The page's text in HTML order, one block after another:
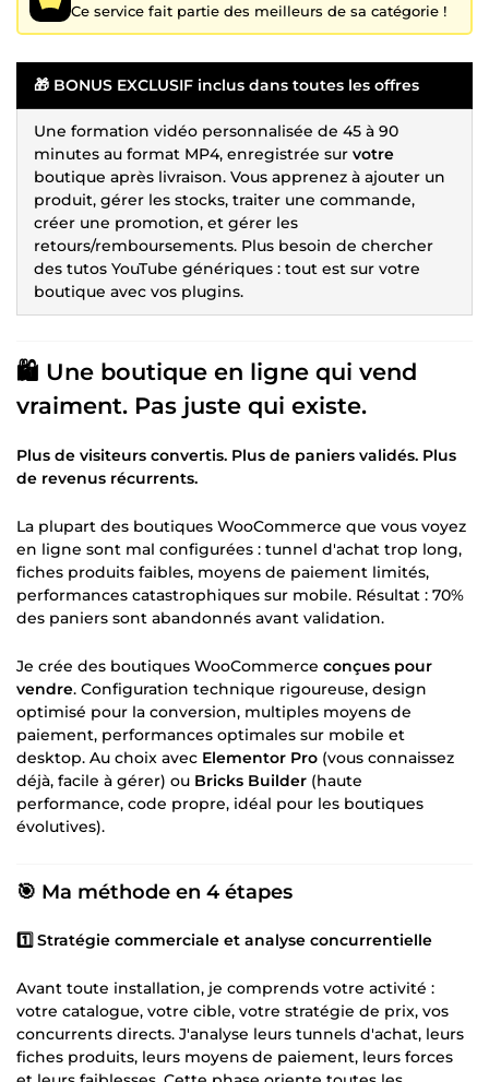
Ce service fait partie des meilleurs de sa catégorie !
🎁 BONUS EXCLUSIF inclus dans toutes les offres
Une formation vidéo personnalisée de 45 à 90
minutes au format MP4, enregistrée sur votre
boutique après livraison. Vous apprenez à ajouter un
produit, gérer les stocks, traiter une commande,
créer une promotion, et gérer les
retours/remboursements. Plus besoin de chercher
des tutos YouTube génériques : tout est sur votre
boutique avec vos plugins.
🛍️ Une boutique en ligne qui vend
vraiment. Pas juste qui existe.
Plus de visiteurs convertis. Plus de paniers validés. Plus
de revenus récurrents.
La plupart des boutiques WooCommerce que vous voyez
en ligne sont mal configurées : tunnel d'achat trop long,
fiches produits faibles, moyens de paiement limités,
performances catastrophiques sur mobile. Résultat : 70%
des paniers sont abandonnés avant validation.
Je crée des boutiques WooCommerce conçues pour
vendre. Configuration technique rigoureuse, design
optimisé pour la conversion, multiples moyens de
paiement, performances optimales sur mobile et
desktop. Au choix avec Elementor Pro (vous connaissez
déjà, facile à gérer) ou Bricks Builder (haute
performance, code propre, idéal pour les boutiques
évolutives).
🎯 Ma méthode en 4 étapes
1️⃣ Stratégie commerciale et analyse concurrentielle
Avant toute installation, je comprends votre activité :
votre catalogue, votre cible, votre stratégie de prix, vos
concurrents directs. J'analyse leurs tunnels d'achat, leurs
fiches produits, leurs moyens de paiement, leurs forces